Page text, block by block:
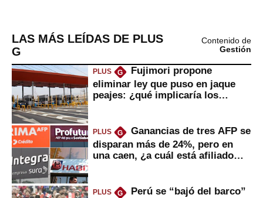
LAS MÁS LEÍDAS DE PLUS
G
Contenido de
Gestión
PLUS G
Fujimori propone
eliminar ley que puso en jaque
peajes: ¿qué implicaría los
PLUS G
Ganancias de tres AFP se
disparan más de 24%, pero en
una caen, ¿a cuál está afiliado
PLUS G
Perú se “bajó del barco”